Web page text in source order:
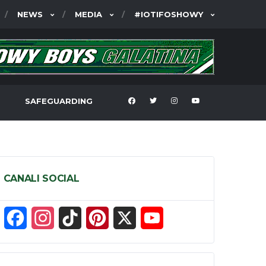
NEWS MEDIA #IOTIFOSHOWY
SAFEGUARDING
CANALI SOCIAL
a
n
i
i
o